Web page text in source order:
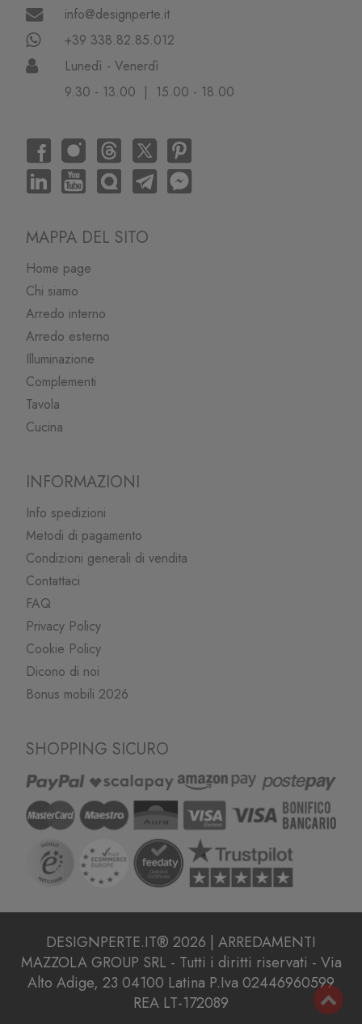
info@designperte.it
+39 338.82.85.012
Lunedì - Venerdì
9.30 - 13.00 | 15.00 - 18.00
MAPPA DEL SITO
Home page
Chi siamo
Arredo interno
Arredo esterno
Illuminazione
Complementi
Tavola
Cucina
INFORMAZIONI
Info spedizioni
Metodi di pagamento
Condizioni generali di vendita
Contattaci
FAQ
Privacy Policy
Cookie Policy
Dicono di noi
Bonus mobili 2026
SHOPPING SICURO
DESIGNPERTE.IT® 2026 | ARREDAMENTI
MAZZOLA GROUP SRL - Tutti i diritti riservati - Via
Alto Adige, 23 04100 Latina P.Iva 02446960599
REA LT-172089